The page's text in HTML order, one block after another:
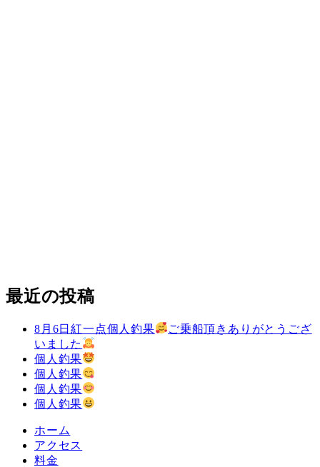
最近の投稿
8月6日紅一点個人釣果
ご乗船頂きありがとうござ
いました
個人釣果
個人釣果
個人釣果
個人釣果
ホーム
アクセス
料金